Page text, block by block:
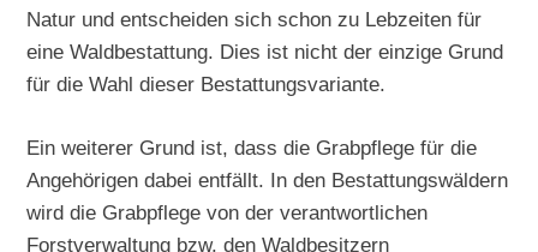
Natur und entscheiden sich schon zu Lebzeiten für
eine Waldbestattung. Dies ist nicht der einzige Grund
für die Wahl dieser Bestattungsvariante.
Ein weiterer Grund ist, dass die Grabpflege für die
Angehörigen dabei entfällt. In den Bestattungswäldern
wird die Grabpflege von der verantwortlichen
Forstverwaltung bzw. den Waldbesitzern